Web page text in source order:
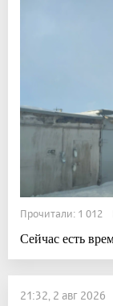
Прочитали: 1 012
Сейчас есть
21:32, 2 авг 2026